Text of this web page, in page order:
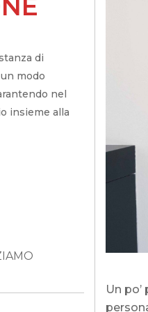
di
modo
nel
insieme alla
Un po’